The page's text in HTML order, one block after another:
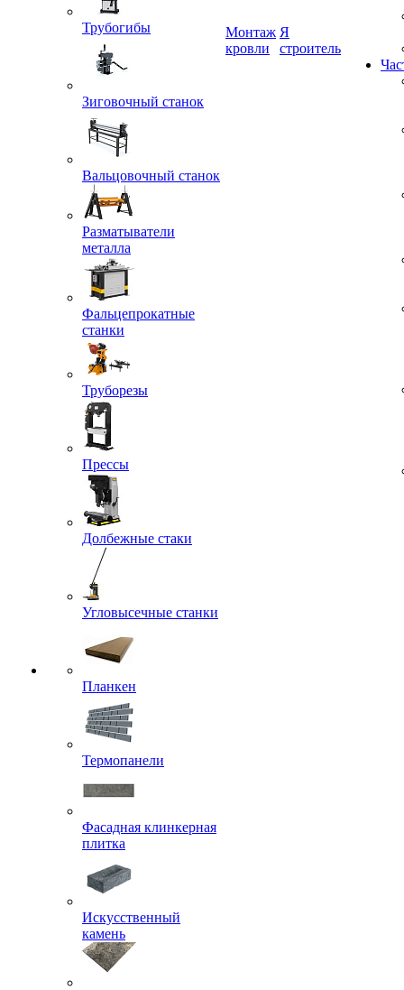
Трубогибы
Зиговочный станок
Вальцовочный станок
Разматыватели
металла
Фальцепрокатные
станки
Труборезы
Прессы
Долбежные стаки
Угловысечные станки
Планкен
Термопанели
Фасадная клинкерная
плитка
Искусственный
камень